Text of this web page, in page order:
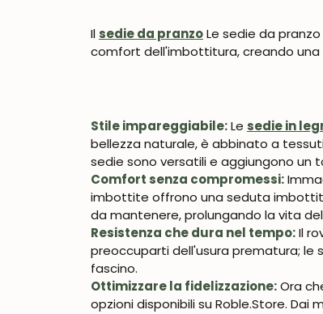
Il sedie da pranzoLe sedie da
comfort dell'imbottitura, creando una
Stile impareggiabile:Le sedie in
bellezza naturale, è abbinato a
sedie sono versatili e aggiungono un
Comfort senza compromessi:
imbottite offrono una seduta
da mantenere, prolungando la vita
Resistenza che dura nel tempo:Il
preoccuparti dell'usura prematura; le
fascino.
Ottimizzare la fidelizzazione:Ora
opzioni disponibili su Roble.Store.